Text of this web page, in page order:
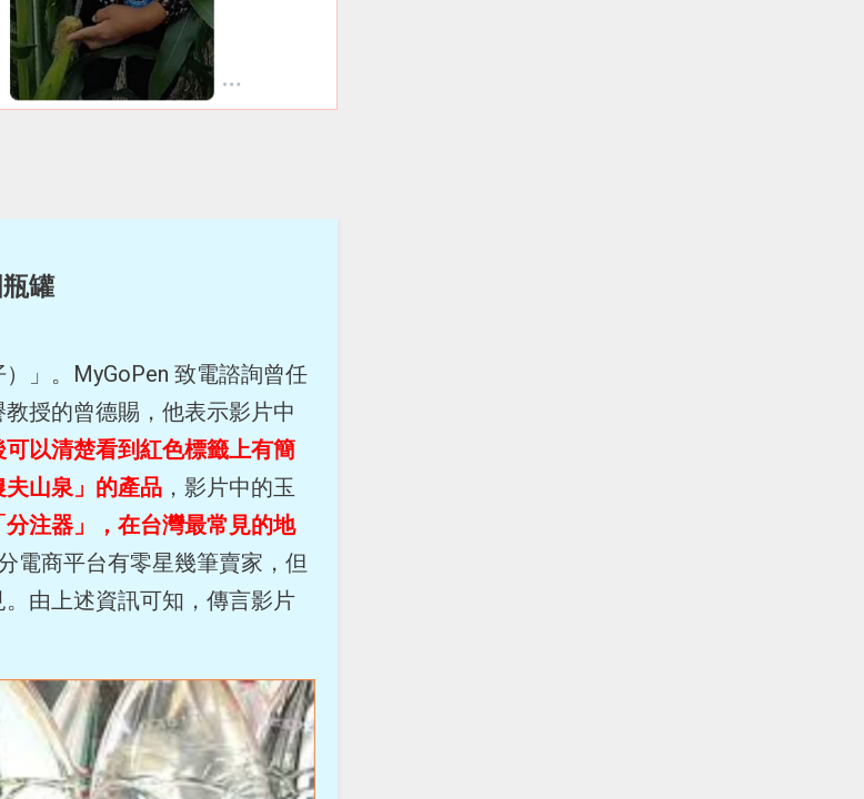
罐
」。MyGoPen 致電諮詢曾任
授的曾德賜，他表示影片中
可以清楚看到紅色標籤上有簡
山泉」的產品 ，影片中的玉
注器」，在台灣最常見的地
電商平台有零星幾筆賣家，但
由上述資訊可知，傳言影片